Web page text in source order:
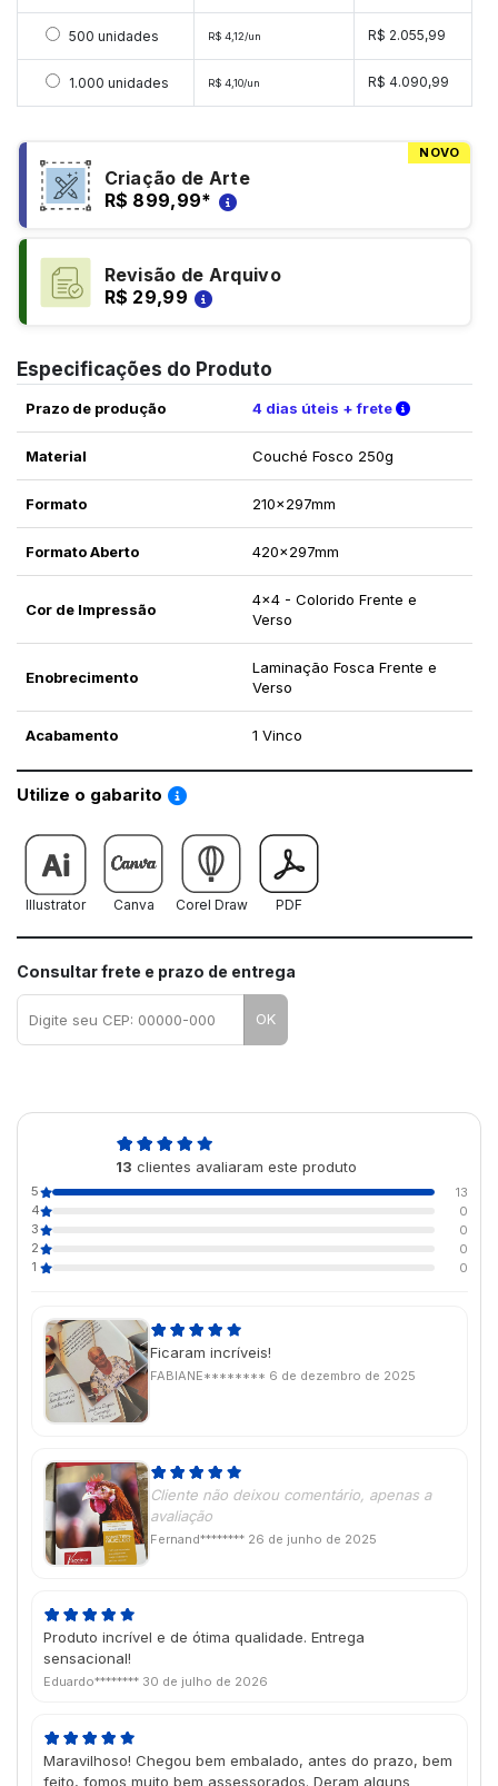
Selecionar 500 unidades
500 unidades R$ 4,12/un R$ 2.055,99
Selecionar 1000 unidades
1.000 unidades R$ 4,10/un R$ 4.090,99
NOVO
Criação de Arte
R$ 899,99*
Revisão de Arquivo
R$ 29,99
Especificações do Produto
Prazo de produção 4 dias úteis + frete Verifique
Material Couché Fosco 250g
Formato 210x297mm
Formato Aberto 420x297mm
Cor de Impressão
4x4 - Colorido Frente e
Verso
Enobrecimento
Laminação Fosca Frente e
Verso
Acabamento 1 Vinco
Utilize o gabarito Saiba como utilizar os nossos gabaritos
Illustrator Canva Corel Draw PDF
Consultar frete e prazo de entrega
OK
13 clientes avaliaram este produto
5
13
4
0
3
0
2
0
1
0
Ficaram incríveis!
FABIANE******** 6 de dezembro de 2025
Cliente não deixou comentário, apenas a
avaliação
Fernand******** 26 de junho de 2025
Produto incrível e de ótima qualidade. Entrega
sensacional!
Eduardo******** 30 de julho de 2026
Maravilhoso! Chegou bem embalado, antes do prazo, bem
feito, fomos muito bem assessorados. Deram alguns